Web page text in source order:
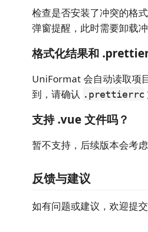
检查是否安装了冲突的格
弹窗提醒，此时需要卸载
格式化结果和
UniFormat 会自动读取项
到，请确认 .prettierrc
支持 .vue 文件吗？
暂不支持，后续版本会考虑
反馈与建议
如有问题或建议，欢迎提交